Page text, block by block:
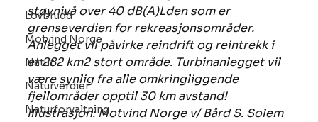
Lovbrudd
Motvind Norge
Natur
Naturverdier
Naturforvaltning
støynivå over 40 dB(A)Lden som er
grenseverdien for rekreasjonsområder.
Anlegget vil påvirke reindrift og reintrekk i
et 282 km2 stort område. Turbinanlegget vil
være synlig fra alle omkringliggende
fjellområder opptil 30 km avstand!
Illustrasjon: Motvind Norge v/ Bård S. Solem